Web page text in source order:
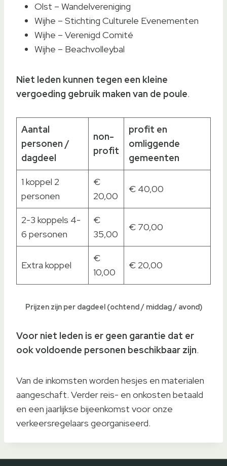
Olst – Wandelvereniging
Wijhe – Stichting Culturele Evenementen
Wijhe – Verenigd Comité
Wijhe – Beachvolleybal
Niet leden kunnen tegen een kleine
vergoeding gebruik maken van de poule.
Aantal
personen /
dagdeel
non-
profit
profit en
omliggende
gemeenten
1 koppel 2
personen
€
20,00
€ 40,00
2-3 koppels 4-
6 personen
€
35,00
€ 70,00
Extra koppel
€
10,00
€ 20,00
Prijzen zijn per dagdeel (ochtend / middag / avond)
Voor niet leden is er geen garantie dat er
ook voldoende personen beschikbaar zijn.
Van de inkomsten worden hesjes en materialen
aangeschaft. Verder reis- en onkosten betaald
en een jaarlijkse bijeenkomst voor onze
verkeersregelaars georganiseerd.